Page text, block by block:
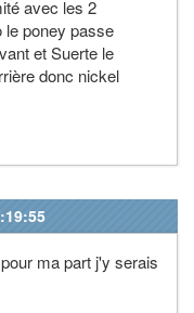
avec les 2
le poney passe
et Suerte le
donc nickel
ma part j'y serais